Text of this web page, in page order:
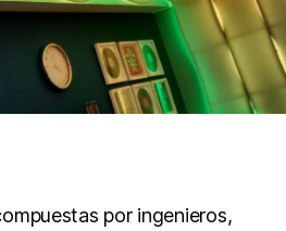
por ingenieros,